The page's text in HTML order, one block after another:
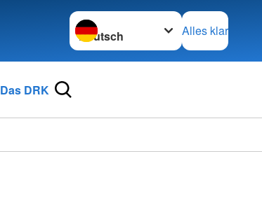
Sprache wechseln zu
Alles klar
Das DRK